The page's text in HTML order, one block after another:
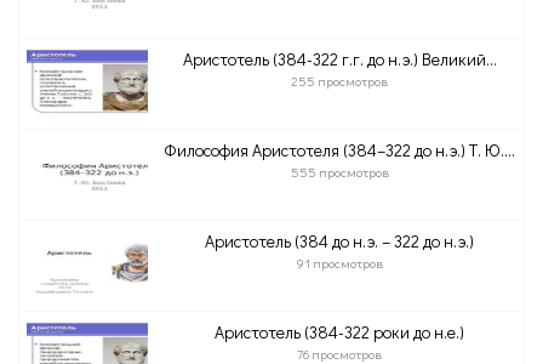
Аристотель (384-322 г.г. до н.э.) Великий...
255 просмотров
Философия Аристотеля (384–322 до н.э.) Т. Ю....
555 просмотров
Аристотель (384 до н.э. – 322 до н.э.)
91 просмотров
Аристотель (384-322 роки до н.е.)
76 просмотров